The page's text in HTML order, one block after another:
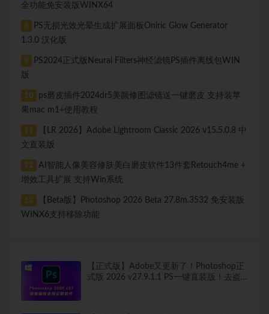
全功能免安装版WINX64
8
PS无损光效光晕生成扩展面板Oniric Glow Generator
1.3.0 汉化版
9
PS2024正式版Neural Filters神经滤镜PS插件离线包WIN
版
10
ps磨皮插件2024dr5美颜修图滤镜送一键磨皮 支持装苹
果mac m1+使用教程
11
【LR 2026】Adobe Lightroom Classic 2026 v15.5.0.8 中
文直装版
12
AI智能人像美容修肤美白磨皮软件13件套Retouch4me +
增效工具扩展 支持Win系统
13
【Beta版】Photoshop 2026 Beta 27.8m.3532 免安装版
WINX6支持移除功能
【正式版】Adobe又更新了！Photoshop正
式版 2026 v27.9.1.1 PS一键直装版！去盗